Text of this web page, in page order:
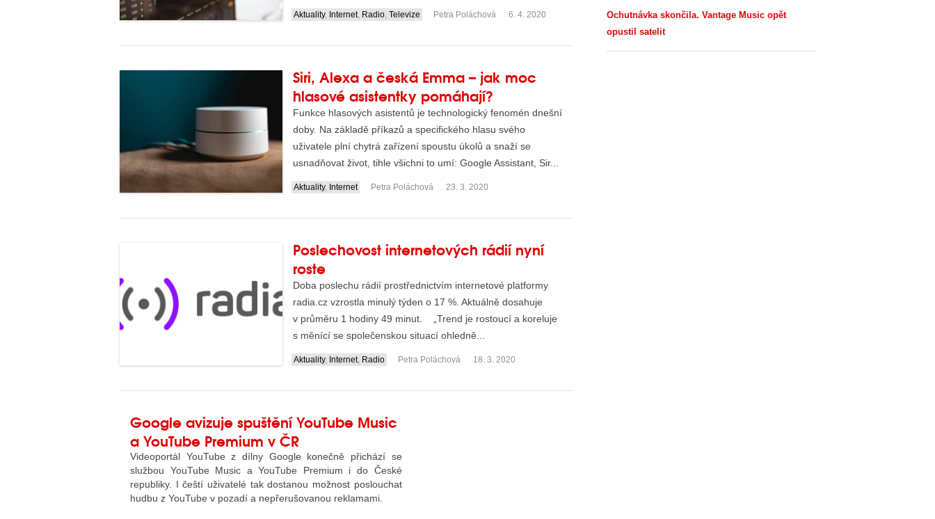
čtenářů...
Aktuality, Internet, Radio,Televize Petra Poláchová 6. 4. 2020
Siri, Alexa a česká Emma – jak moc
hlasové asistentky pomáhají?
Funkce hlasových asistentů je technologický fenomén dnešní
doby. Na základě příkazů a specifického hlasu svého
uživatele plní chytrá zařízení spoustu úkolů a snaží se
usnadňovat život, tihle všichni to umí: Google Assistant, Sir...
Aktuality, Internet Petra Poláchová 23. 3. 2020
Poslechovost internetových rádií nyní
roste
Doba poslechu rádií prostřednictvím internetové platformy
radia.cz vzrostla minulý týden o 17 %. Aktuálně dosahuje
v průměru 1 hodiny 49 minut. „Trend je rostoucí a koreluje
s měnící se společenskou situací ohledně...
Aktuality, Internet, Radio Petra Poláchová 18. 3. 2020
Google avizuje spuštění YouTube Music
a YouTube Premium v ČR
Videoportál YouTube z dílny Google konečně přichází se
službou YouTube Music a YouTube Premium i do České
republiky. I čeští uživatelé tak dostanou možnost poslouchat
hudbu z YouTube v pozadí a nepřerušovanou reklamami.
Ochutnávka skončila. Vantage Music opět
opustil satelit